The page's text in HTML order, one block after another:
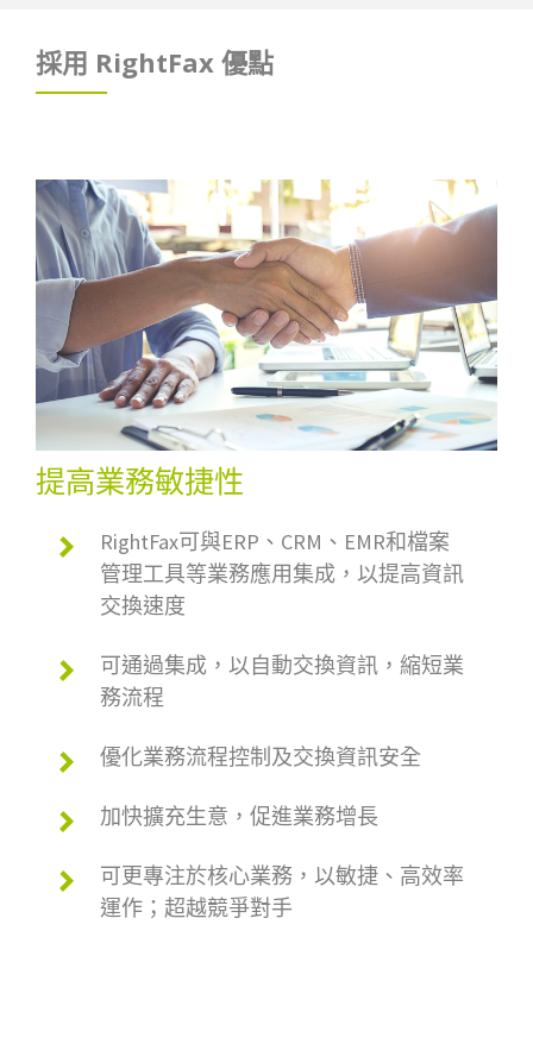
採用 RightFax 優點
提高業務敏捷性
RightFax可與ERP、CRM、EMR和檔案
管理工具等業務應用集成，以提高資訊
交換速度
可通過集成，以自動交換資訊，縮短業
務流程
優化業務流程控制及交換資訊安全
加快擴充生意，促進業務增長
可更專注於核心業務，以敏捷、高效率
運作；超越競爭對手